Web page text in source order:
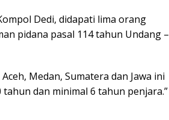
Dedi, didapati lima orang
pidana pasal 114 tahun Undang –
Medan, Sumatera dan Jawa ini
dan minimal 6 tahun penjara.”